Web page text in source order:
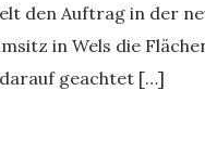
den Auftrag in der
in Wels die
geachtet […]